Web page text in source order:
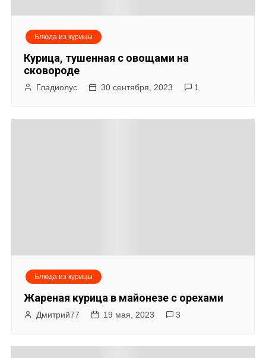
Блюда из курицы
Курица, тушенная с овощами на
сковороде
Гладиолус 30 сентября, 2023 1
Блюда из курицы
Жареная курица в майонезе с орехами
Дмитрий77 19 мая, 2023 3